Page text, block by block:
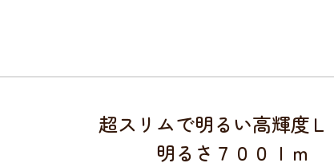
超スリムで明るい高輝度Ｌ
明るさ７００ｌｍ